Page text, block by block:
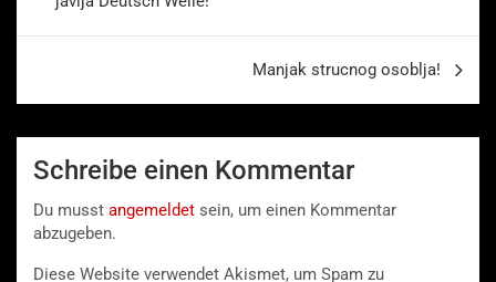
Manjak strucnog osoblja!
Schreibe einen Kommentar
Du musst angemeldet sein, um einen Kommentar
abzugeben.
Diese Website verwendet Akismet, um Spam zu